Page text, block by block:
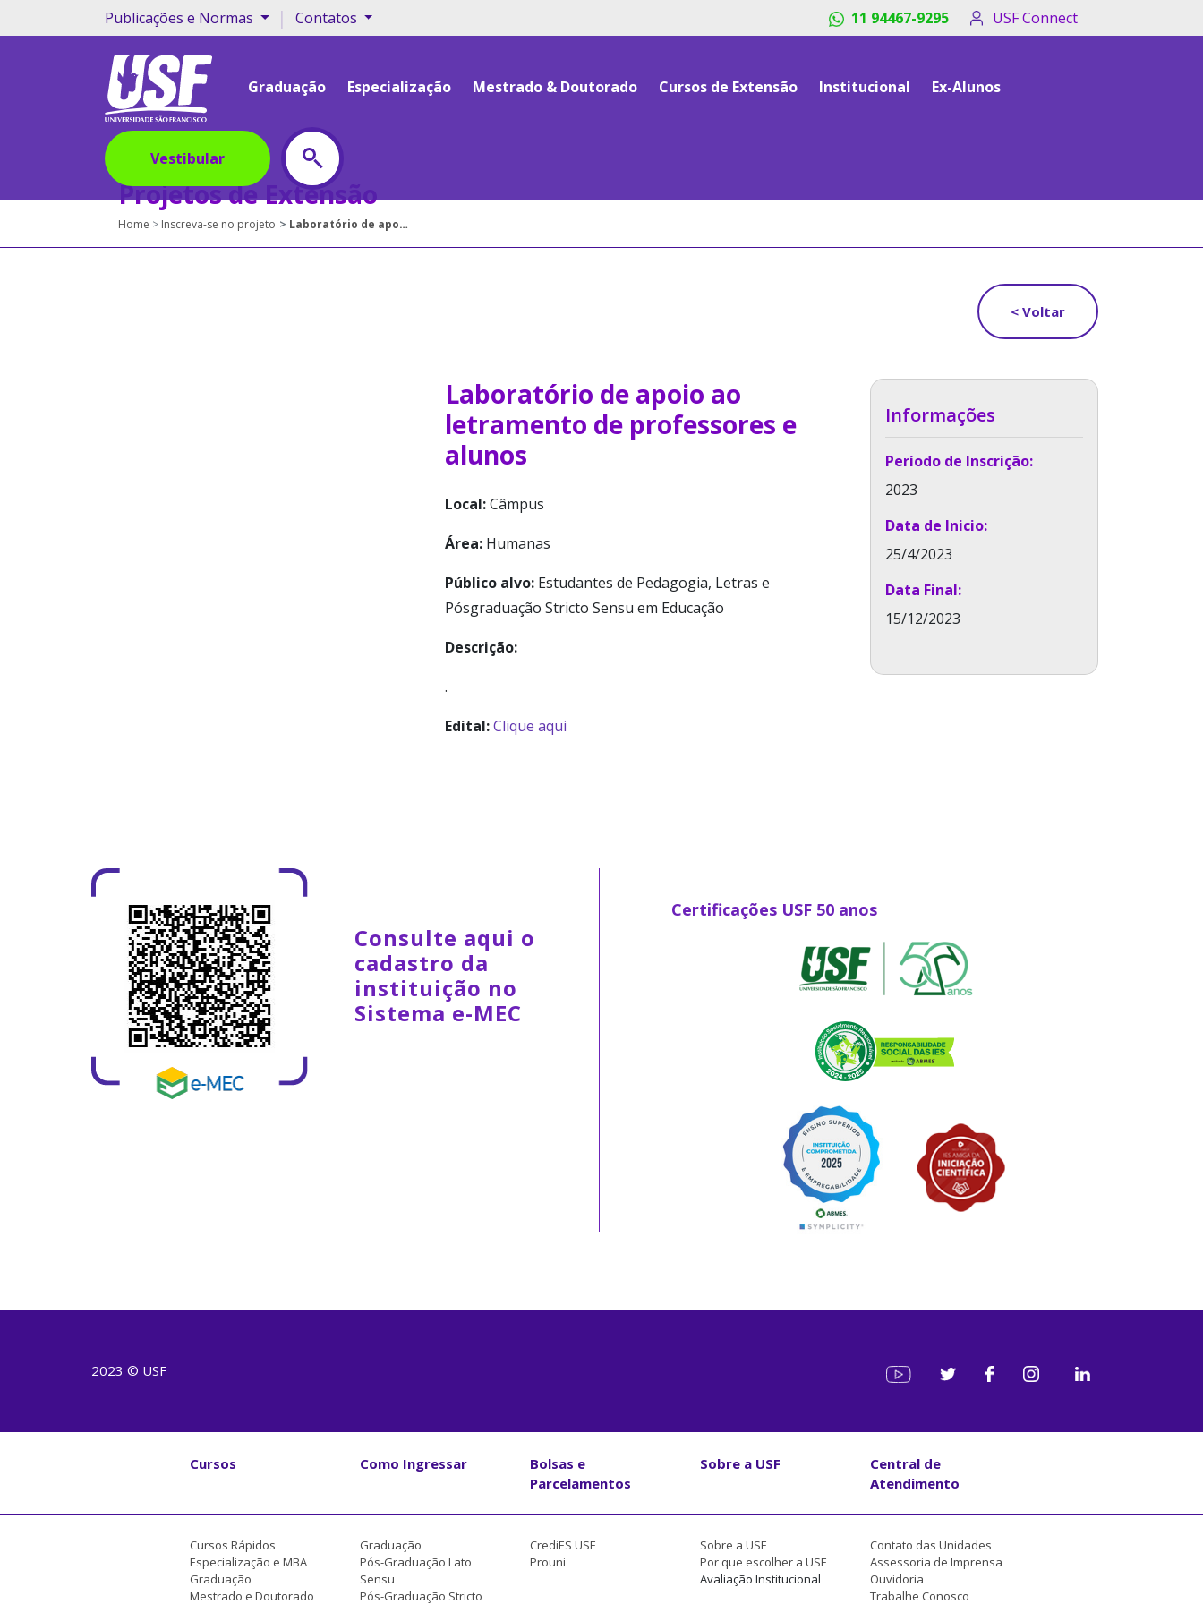
Publicações e Normas | Contatos 11 94467-9295 USF Connect
Graduação Especialização Mestrado & Doutorado Cursos de Extensão Institucional Ex-Alunos
Vestibular
Projetos de Extensão
Home Inscreva-se no projeto Laboratório de apoio ao letramento de professores e alunos
< Voltar
Laboratório de apoio ao
letramento de professores e
alunos
Local:Câmpus
Área: Humanas
Público alvo: Estudantes de Pedagogia, Letras e
Pósgraduação Stricto Sensu em Educação
Descrição:
.
Edital:Clique aqui
Informações
Período de Inscrição:
2023
Data de Inicio:
25/4/2023
Data Final:
15/12/2023
Consulte aqui o
cadastro da
instituição no
Sistema e-MEC
Certificações USF 50 anos
2023 © USF
Cursos Como Ingressar
Bolsas e
Parcelamentos
Sobre a USF
Central de
Atendimento
Cursos Rápidos
Especialização e MBA
Graduação
Mestrado e Doutorado
Graduação
Pós-Graduação Lato
Sensu
Pós-Graduação Stricto
CrediES USF
Prouni
Sobre a USF
Por que escolher a USF
Avaliação Institucional
Contato das Unidades
Assessoria de Imprensa
Ouvidoria
Trabalhe Conosco